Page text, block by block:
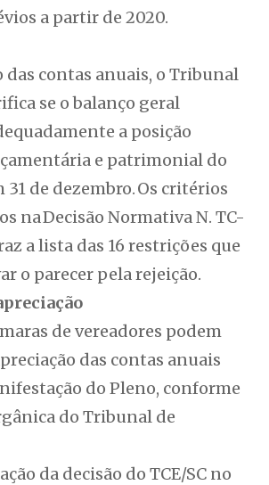
a partir de 2020.
das contas anuais, o Tribunal
se o balanço geral
a posição
e patrimonial do
de dezembro. Os critérios
na Decisão Normativa N. TC-
a lista das 16 restrições que
o parecer pela rejeição.
de vereadores podem
das contas anuais
do Pleno, conforme
do Tribunal de
da decisão do TCE/SC no